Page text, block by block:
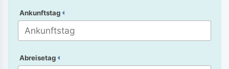
Ankunftstag
Abreisetag